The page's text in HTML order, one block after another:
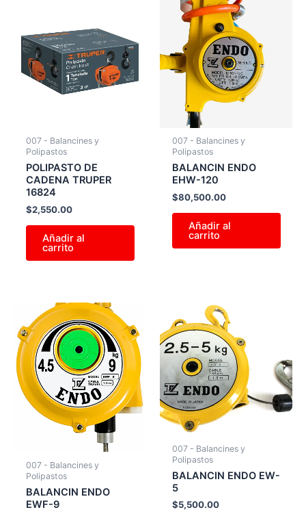
007 - Balancines y
Polipastos
POLIPASTO DE
CADENA TRUPER
16824
$2,550.00
Añadir al
carrito
007 - Balancines y
Polipastos
BALANCIN ENDO
EHW-120
$80,500.00
Añadir al
carrito
007 - Balancines y
Polipastos
BALANCIN ENDO
EWF-9
007 - Balancines y
Polipastos
BALANCIN ENDO EW-
5
$5,500.00